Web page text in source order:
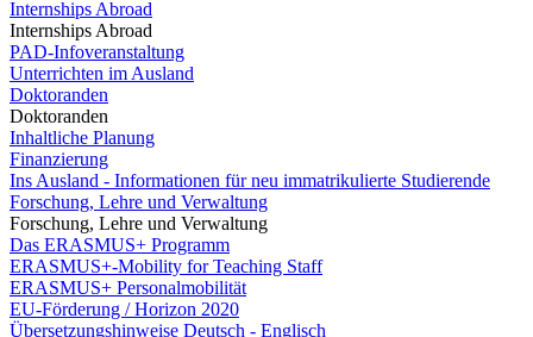
Internships Abroad
Internships Abroad
PAD-Infoveranstaltung
Unterrichten im Ausland
Doktoranden
Doktoranden
Inhaltliche Planung
Finanzierung
Ins Ausland - Informationen für neu immatrikulierte Studierende
Forschung, Lehre und Verwaltung
Forschung, Lehre und Verwaltung
Das ERASMUS+ Programm
ERASMUS+-Mobility for Teaching Staff
ERASMUS+ Personalmobilität
EU-Förderung / Horizon 2020
Übersetzungshinweise Deutsch - Englisch